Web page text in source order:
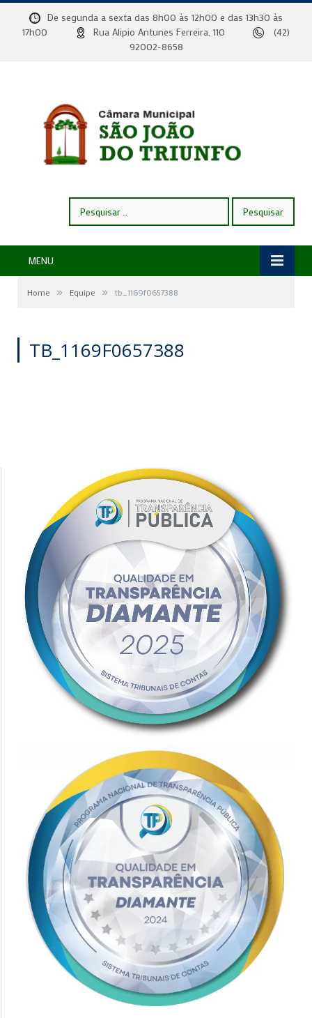
De segunda a sexta das 8h00 às 12h00 e das 13h30 às
17h00
Rua Alipio Antunes Ferreira, 110
(42)
92002-8658
por:
MENU
Home » Equipe » tb_1169f0657388
TB_1169F0657388